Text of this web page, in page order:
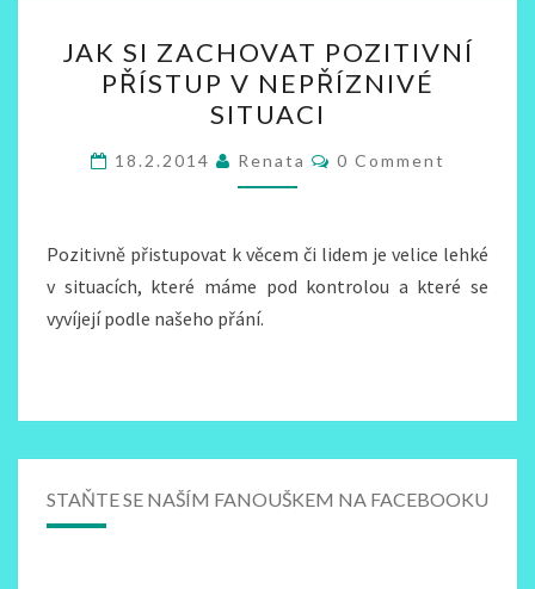
SI
ZACHOVAT
POZITIVNÍ
PŘÍSTUP
V
SITUACI
JAK SI ZACHOVAT POZITIVNÍ
PŘÍSTUP V NEPŘÍZNIVÉ
SITUACI
18.2.2014 Renata Comments
0 Comment
Pozitivně přistupovat k věcem či lidem je velice lehké
v situacích, které máme pod kontrolou a které se
vyvíjejí podle našeho přání.
STAŇTE SE NAŠÍM FANOUŠKEM NA FACEBOOKU